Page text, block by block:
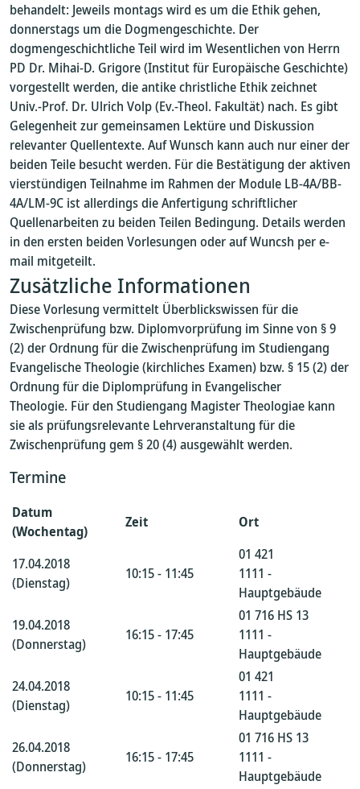
behandelt: Jeweils montags wird es um die Ethik gehen,
donnerstags um die Dogmengeschichte. Der
dogmengeschichtliche Teil wird im Wesentlichen von Herrn
PD Dr. Mihai-D. Grigore (Institut für Europäische Geschichte)
vorgestellt werden, die antike christliche Ethik zeichnet
Univ.-Prof. Dr. Ulrich Volp (Ev.-Theol. Fakultät) nach. Es gibt
Gelegenheit zur gemeinsamen Lektüre und Diskussion
relevanter Quellentexte. Auf Wunsch kann auch nur einer der
beiden Teile besucht werden. Für die Bestätigung der aktiven
vierstündigen Teilnahme im Rahmen der Module LB-4A/BB-
4A/LM-9C ist allerdings die Anfertigung schriftlicher
Quellenarbeiten zu beiden Teilen Bedingung. Details werden
in den ersten beiden Vorlesungen oder auf Wuncsh per e-
mail mitgeteilt.
Zusätzliche Informationen
Diese Vorlesung vermittelt Überblickswissen für die
Zwischenprüfung bzw. Diplomvorprüfung im Sinne von § 9
(2) der Ordnung für die Zwischenprüfung im Studiengang
Evangelische Theologie (kirchliches Examen) bzw. § 15 (2) der
Ordnung für die Diplomprüfung in Evangelischer
Theologie. Für den Studiengang Magister Theologiae kann
sie als prüfungsrelevante Lehrveranstaltung für die
Zwischenprüfung gem § 20 (4) ausgewählt werden.
Termine
Datum
(Wochentag)
Zeit Ort
17.04.2018
(Dienstag)
10:15 - 11:45
01 421
1111 -
Hauptgebäude
19.04.2018
(Donnerstag)
16:15 - 17:45
01 716 HS 13
1111 -
Hauptgebäude
24.04.2018
(Dienstag)
10:15 - 11:45
01 421
1111 -
Hauptgebäude
26.04.2018
(Donnerstag)
16:15 - 17:45
01 716 HS 13
1111 -
Hauptgebäude